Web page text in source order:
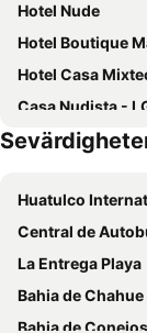
Hotel Nude
Hotel Boutique
Hotel Casa
Casa Nudista -
Villa del Mar
Casa Mazunteña
Casa Mazunte
Cocolia Hotel
Huatulco
Central de
La Entrega Playa
Bahia de Chahue
Bahia de Conejos